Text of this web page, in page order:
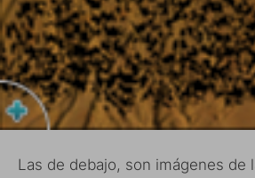
Las de debajo, son imágenes de